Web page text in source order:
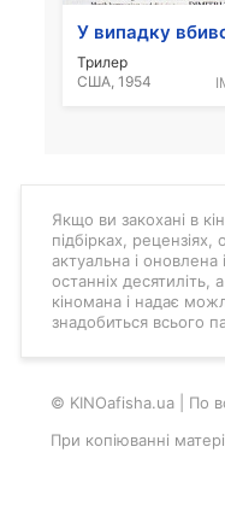
Трилер
США, 1954
Якщо ви закохані в
підбірках,
актуальна і оновлена
останніх
кіномана і надає
знадобиться всього
© KINOafisha.ua | По
При копіюванні